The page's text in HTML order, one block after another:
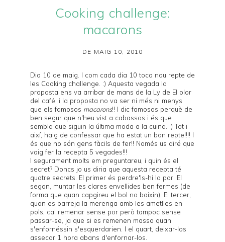
Cooking challenge:
macarons
DE MAIG 10, 2010
Dia 10 de maig. I com cada dia 10 toca nou repte de
les Cooking challenge . :) Aquesta vegada la
proposta ens va arribar de mans de la Ly de El olor
del café , i la proposta no va ser ni més ni menys
que els famosos macarons!! I dic famosos perquè de
ben segur que n'heu vist a cabassos i és que
sembla que siguin la última moda a la cuina. ;) Tot i
així, haig de confessar que ha estat un bon repte!!!! I
és que no són gens fàcils de fer!! Només us diré que
vaig fer la recepta 5 vegades!!!
I segurament molts em preguntareu, i quin és el
secret? Doncs jo us diria que aquesta recepta té
quatre secrets. El primer és perdre'ls-hi la por. El
segon, muntar les clares envellides ben fermes (de
forma que quan capgireu el bol no baixin). El tercer,
quan es barreja la merenga amb les ametlles en
pols, cal remenar sense por però tampoc sense
passar-se, ja que si es remenen massa quan
s'enfornéssin s'esquerdarien. I el quart, deixar-los
assecar 1 hora abans d'enfornar-los.